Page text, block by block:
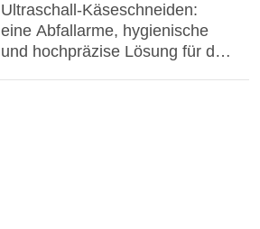
Ultraschall-Käseschneiden:
eine Abfallarme, hygienische
und hochpräzise Lösung für die